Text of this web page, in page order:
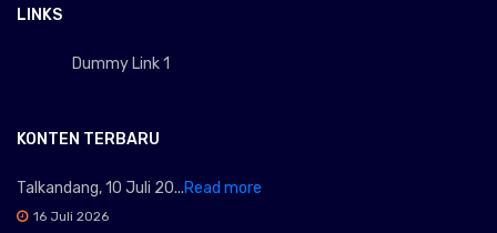
LINKS
Dummy Link 1
KONTEN TERBARU
Talkandang, 10 Juli 20...Read more
16 Juli 2026